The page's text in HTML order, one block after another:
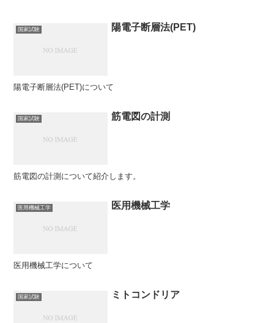
国家試験 陽電子断層法(PET)
陽電子断層法(PET)について
国家試験 筋電図の計測
筋電図の計測について紹介します。
医用機械工学 医用機械工学
医用機械工学について
国家試験 ミトコンドリア